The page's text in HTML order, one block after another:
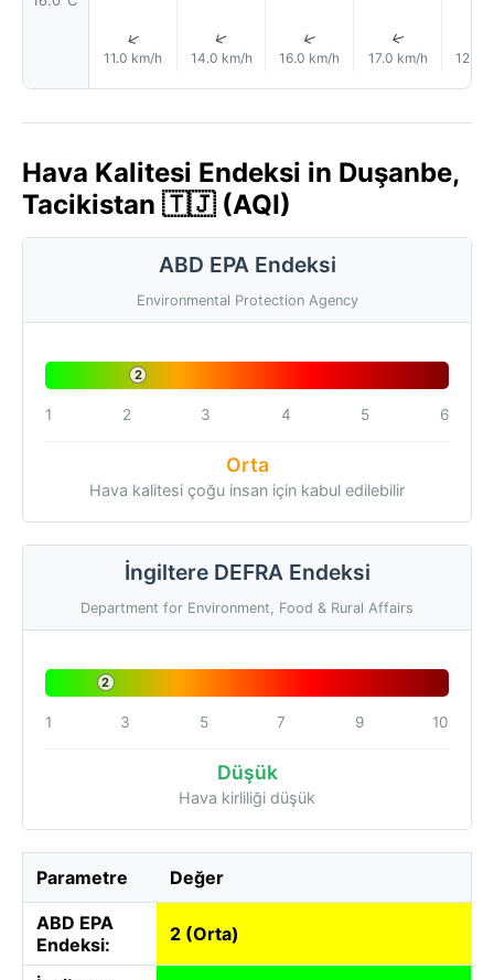
↑
11.0 km/h
↑
14.0 km/h
↑
16.0 km/h
↑
17.0 km/h 12.0
Hava Kalitesi Endeksi in Duşanbe,
Tacikistan 🇹🇯 (AQI)
ABD EPA Endeksi
Environmental Protection Agency
2
1 2 3 4 5 6
Orta
Hava kalitesi çoğu insan için kabul edilebilir
İngiltere DEFRA Endeksi
Department for Environment, Food & Rural Affairs
2
1 3 5 7 9 10
Düşük
Hava kirliliği düşük
Parametre Değer
ABD EPA
Endeksi:
2 (Orta)